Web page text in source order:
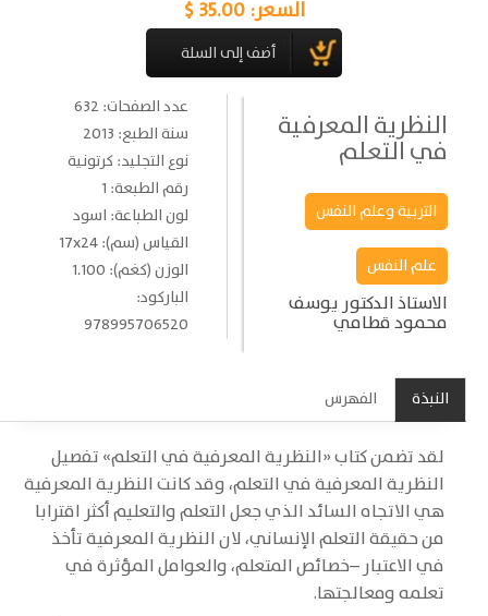
السعر:35.00 $
النظرية المعرفية
في التعلم
التربية وعلم النفس
علم النفس
الاستاذ الدكتور يوسف
محمود قطامي
عدد الصفحات: 632
سنة الطبع: 2013
نوع التجليد: كرتونية
رقم الطبعة: 1
لون الطباعة: اسود
القياس (سم): 17x24
الوزن (كغم): 1.100
الباركود:
978995706520
النبذة الفهرس
لقد تضمن كتاب «النظرية المعرفية في التعلم» تفصيل
النظرية المعرفية في التعلم، وقد كانت النظرية المعرفية
هي الاتجاه السائد الذي جعل التعلم والتعليم أكثر اقترابا
من حقيقة التعلم الإنساني، لان النظرية المعرفية تأخذ
في الاعتبار –خصائص المتعلم، والعوامل المؤثرة في
تعلمه ومعالجتها.